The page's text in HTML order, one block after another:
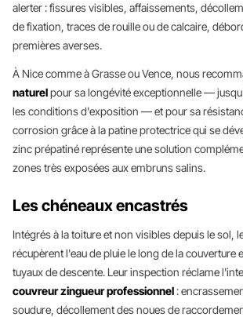
alerter : fissures visibles, affaissements,
de fixation, traces de rouille ou de calcaire,
premières averses.
À Nice comme à Grasse ou Vence, nous
naturelpour sa longévité exceptionnelle —
les conditions d'exposition — et pour sa
corrosion grâce à la patine protectrice qui se
zinc prépatiné représente une solution
zones très exposées aux embruns salins.
Les chéneaux encastrés
Intégrés à la toiture et non visibles depuis le sol,
récupèrent l'eau de pluie le long de la couverture
tuyaux de descente. Leur inspection réclame
couvreur zingueur professionnel:
soudure, décollement des noues de